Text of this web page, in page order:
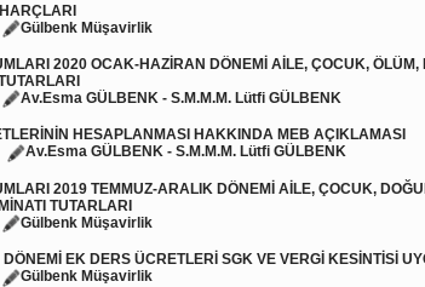
Gülbenk Müşavirlik
2020 OCAK-HAZİRAN DÖNEMİ AİLE, ÇOCUK, ÖLÜM,
Av.Esma GÜLBENK - S.M.M.M. Lütfi GÜLBENK
HESAPLANMASI HAKKINDA MEB AÇIKLAMASI
Av.Esma GÜLBENK - S.M.M.M. Lütfi GÜLBENK
2019 TEMMUZ-ARALIK DÖNEMİ AİLE, ÇOCUK,
TUTARLARI
Gülbenk Müşavirlik
EK DERS ÜCRETLERİ SGK VE VERGİ KESİNTİSİ
Gülbenk Müşavirlik